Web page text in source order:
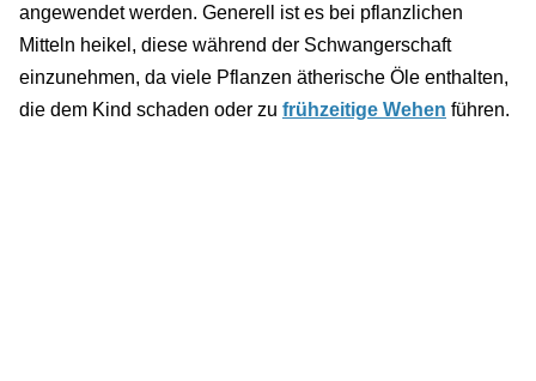
angewendet werden. Generell ist es bei pflanzlichen
Mitteln heikel, diese während der Schwangerschaft
einzunehmen, da viele Pflanzen ätherische Öle enthalten,
die dem Kind schaden oder zu frühzeitige Wehen führen.